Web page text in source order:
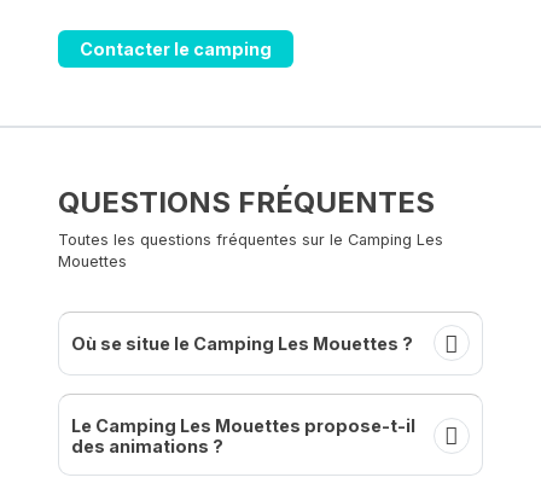
Contacter le camping
QUESTIONS FRÉQUENTES
Toutes les questions fréquentes sur le Camping Les
Mouettes
Où se situe le Camping Les Mouettes ?
Le Camping Les Mouettes propose-t-il
des animations ?